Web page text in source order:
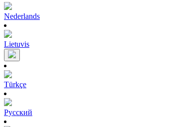
Nederlands
Lietuvis
Türkçe
Pусский